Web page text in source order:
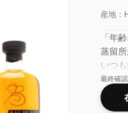
産地：
「年
蒸留
いつ
最終確認